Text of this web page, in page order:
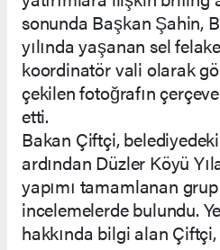
sonunda Başkan Şahin,
yılında yaşanan sel
koordinatör vali olarak
çekilen fotoğrafın
etti.
Bakan Çiftçi,
ardından Düzler Köyü
yapımı tamamlanan
incelemelerde bulundu.
hakkında bilgi alan Çiftçi,